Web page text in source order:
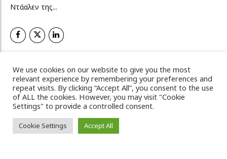
Ντάαλεν της...
Vicky's Magazine, 2022 © All Rights Reserved
We use cookies on our website to give you the most
relevant experience by remembering your preferences and
repeat visits. By clicking “Accept All”, you consent to the use
of ALL the cookies. However, you may visit "Cookie
Settings" to provide a controlled consent.
Cookie Settings Accept All